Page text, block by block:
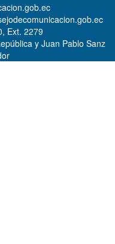
Ext. 2279
y Juan Pablo Sanz